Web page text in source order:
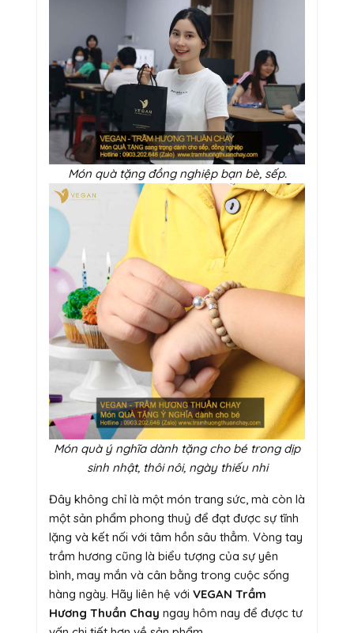
Món quà tặng đồng nghiệp bạn bè, sếp.
Món quà ý nghĩa dành tặng cho bé trong dịp
sinh nhật, thôi nôi, ngày thiếu nhi
Đây không chỉ là một món trang sức, mà còn là
một sản phẩm phong thuỷ để đạt được sự tĩnh
lặng và kết nối với tâm hồn sâu thẳm. Vòng tay
trầm hương cũng là biểu tượng của sự yên
bình, may mắn và cân bằng trong cuộc sống
hàng ngày. Hãy liên hệ với VEGAN Trầm
Hương Thuần Chay ngay hôm nay để được tư